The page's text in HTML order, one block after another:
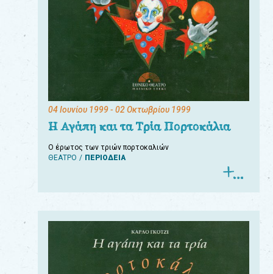
04 Ιουνίου 1999- 02 Οκτωβρίου 1999
Η Αγάπη και τα Τρία Πορτοκάλια
Ο έρωτος των τριών πορτοκαλιών
ΘΕΑΤΡΟ
ΠΕΡΙΟΔΕΙΑ